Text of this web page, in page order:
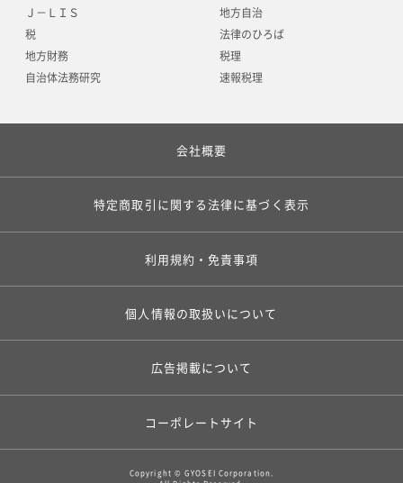
Ｊ－ＬＩＳ
税
地方財務
自治体法務研究
地方自治
法律のひろば
税理
速報税理
会社概要
特定商取引に関する法律に基づく表示
利用規約・免責事項
個人情報の取扱いについて
広告掲載について
コーポレートサイト
Copyright © GYOSEI Corporation.